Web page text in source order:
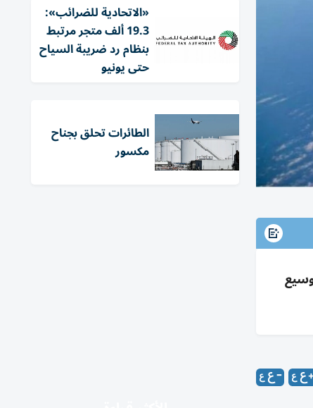
«الاتحادية للضرائب»:
19.3 ألف متجر مرتبط
بنظام رد ضريبة السياح
حتى يونيو
الطائرات تحلق بجناح
مكسور